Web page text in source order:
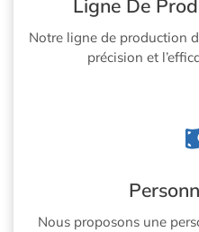
Ligne De
Notre ligne de production
précision et
Nous proposons une